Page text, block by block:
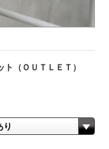
（ＯＵＴＬＥＴ）